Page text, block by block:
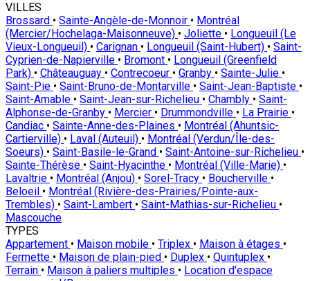
VILLES
Brossard • Sainte-Angèle-de-Monnoir • Montréal
(Mercier/Hochelaga-Maisonneuve) • Joliette • Longueuil (Le
Vieux-Longueuil) • Carignan • Longueuil (Saint-Hubert) • Saint-
Cyprien-de-Napierville • Bromont • Longueuil (Greenfield
Park) • Châteauguay • Contrecoeur • Granby • Sainte-Julie •
Saint-Pie • Saint-Bruno-de-Montarville • Saint-Jean-Baptiste •
Saint-Amable • Saint-Jean-sur-Richelieu • Chambly • Saint-
Alphonse-de-Granby • Mercier • Drummondville • La Prairie •
Candiac • Sainte-Anne-des-Plaines • Montréal (Ahuntsic-
Cartierville) • Laval (Auteuil) • Montréal (Verdun/Île-des-
Soeurs) • Saint-Basile-le-Grand • Saint-Antoine-sur-Richelieu •
Sainte-Thérèse • Saint-Hyacinthe • Montréal (Ville-Marie) •
Lavaltrie • Montréal (Anjou) • Sorel-Tracy • Boucherville •
Beloeil • Montréal (Rivière-des-Prairies/Pointe-aux-
Trembles) • Saint-Lambert • Saint-Mathias-sur-Richelieu •
Mascouche
TYPES
Appartement • Maison mobile • Triplex • Maison à étages •
Fermette • Maison de plain-pied • Duplex • Quintuplex •
Terrain • Maison à paliers multiples • Location d'espace